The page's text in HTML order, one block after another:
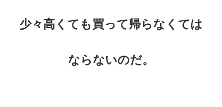
少々高くても買って帰らなくては
ならないのだ。